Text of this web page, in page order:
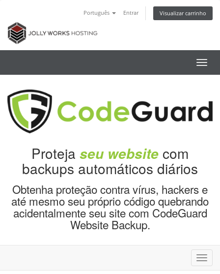
Português Entrar Visualizar carrinho
Proteja seu website com
backups automáticos diários
Obtenha proteção contra vírus, hackers e
até mesmo seu próprio código quebrando
acidentalmente seu site com CodeGuard
Website Backup.